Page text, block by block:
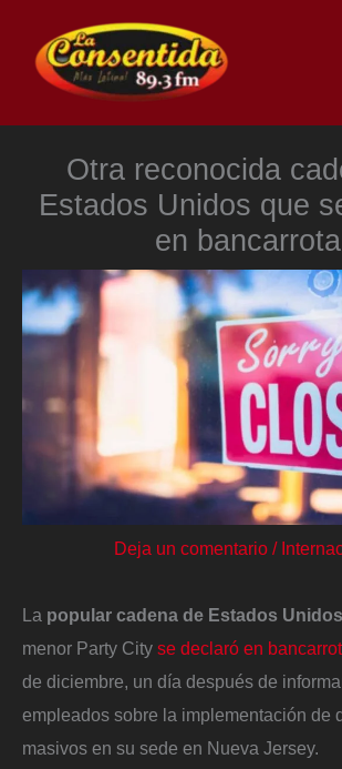
contenido
Otra reconocida
Estados Unidos que
en bancarrota
Deja un comentario /
La popular cadena de Estados Unidos
menor Party City se declaró en
de diciembre, un día después de
empleados sobre la implementación de
masivos en su sede en Nueva Jersey.